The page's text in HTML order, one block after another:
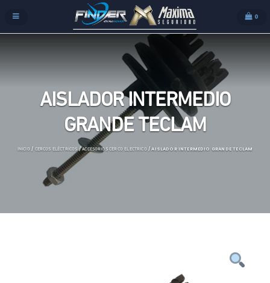
0
AISLADOR INTERMEDIO
GRANDE TECLAM
INICIO/ CERCOS ELÉCTRICOS /ACCESORIOS CERCO ELECTRICO/ AISLADOR INTERMEDIO GRANDE TECLAM